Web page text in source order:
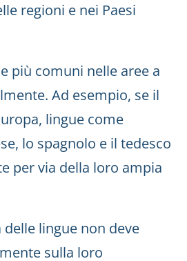
regioni e nei Paesi
più comuni nelle aree a
Ad esempio, se il
lingue come
lo spagnolo e il tedesco
per via della loro ampia
lingue non deve
sulla loro